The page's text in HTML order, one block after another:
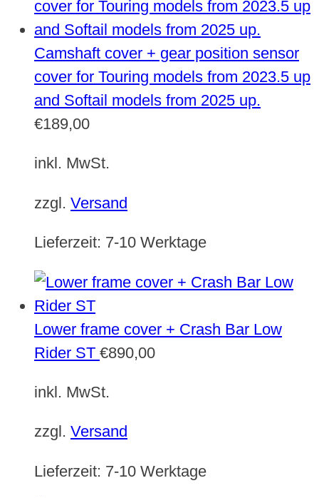
Camshaft cover + gear position sensor
cover for Touring models from 2023.5 up
and Softail models from 2025 up.
€189,00
inkl. MwSt.
zzgl. Versand
Lieferzeit: 7-10 Werktage
Lower frame cover + Crash Bar Low
Rider ST €890,00
inkl. MwSt.
zzgl. Versand
Lieferzeit: 7-10 Werktage